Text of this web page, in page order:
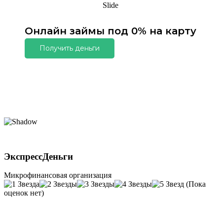
Slide
Онлайн займы под 0% на карту
Получить деньги
ЭкспрессДеньги
Микрофинансовая организация
(Пока
оценок нет)